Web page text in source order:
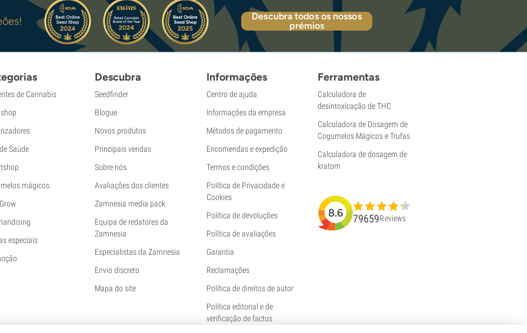
Descubra todos os nossos
prémios
de Cannabis
Saúde
mágicos
especiais
Descubra
Seedfinder
Blogue
Novos produtos
Principais vendas
Sobre nós
Avaliações dos clientes
Zamnesia media pack
Equipa de redatores da
Zamnesia
Especialistas da Zamnesia
Envio discreto
Mapa do site
Informações
Centro de ajuda
Informações da empresa
Métodos de pagamento
Encomendas e expedição
Termos e condições
Política de Privacidade e
Cookies
Política de devoluções
Política de avaliações
Garantia
Reclamações
Política de direitos de autor
Política editorial e de
verificação de factos
Ferramentas
Calculadora de
desintoxicação de THC
Calculadora de Dosagem de
Cogumelos Mágicos e Trufas
Calculadora de dosagem de
kratom
8.6 79659Reviews